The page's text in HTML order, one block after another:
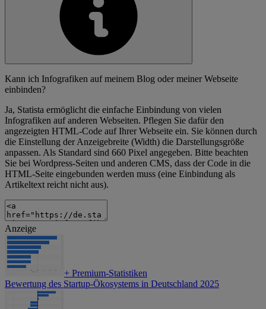
Kann ich Infografiken auf meinem Blog oder meiner Webseite
einbinden?
Ja, Statista ermöglicht die einfache Einbindung von vielen
Infografiken auf anderen Webseiten. Pflegen Sie dafür den
angezeigten HTML-Code auf Ihrer Webseite ein. Sie können durch
die Einstellung der Anzeigebreite (Width) die Darstellungsgröße
anpassen. Als Standard sind 660 Pixel angegeben. Bitte beachten
Sie bei Wordpress-Seiten und anderen CMS, dass der Code in die
HTML-Seite eingebunden werden muss (eine Einbindung als
Artikeltext reicht nicht aus).
Anzeige
+ Premium-Statistiken
Bewertung des Startup-Ökosystems in Deutschland 2025